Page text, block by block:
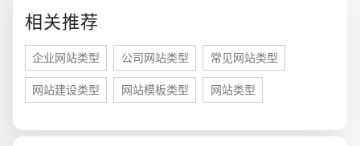
相关推荐
企业网站类型 公司网站类型 常见网站类型
网站建设类型 网站模板类型 网站类型